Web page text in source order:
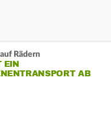
Rädern
EIN
AB